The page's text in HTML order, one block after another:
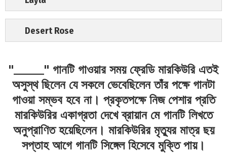
Desert Rose
"_____" গানটি গাওয়ার সময় ফ্রেডি মারকিউরি এতই
অসুস্থ ছিলেন যে সকলে ভেবেছিলেন তাঁর পক্ষে গানটা
গাওয়া সম্ভব হবে না। প্রকৃতপক্ষে নিজ পেশার প্রতি
মারকিউরির একাগ্রতা দেখে ব্রায়ান মে গানটি লিখতে
অনুপ্রাণিত হয়েছিলেন। মারকিউরির মৃত্যুর মাত্র ছয়
সপ্তাহ আগে গানটি সিঙ্গেল হিসেবে মুক্তি পায়।